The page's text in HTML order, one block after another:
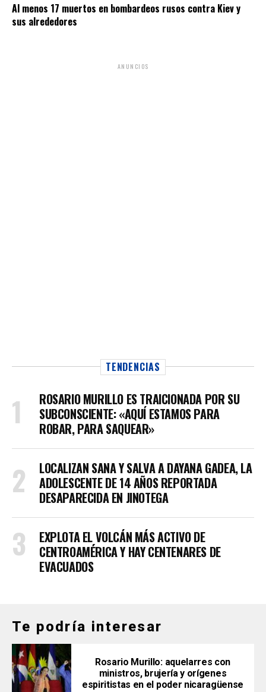
Al menos 17 muertos en bombardeos rusos contra Kiev y
sus alrededores
ANUNCIOS
TENDENCIAS
ROSARIO MURILLO ES TRAICIONADA POR SU
SUBCONSCIENTE: «AQUÍ ESTAMOS PARA
ROBAR, PARA SAQUEAR»
LOCALIZAN SANA Y SALVA A DAYANA GADEA, LA
ADOLESCENTE DE 14 AÑOS REPORTADA
DESAPARECIDA EN JINOTEGA
EXPLOTA EL VOLCÁN MÁS ACTIVO DE
CENTROAMÉRICA Y HAY CENTENARES DE
EVACUADOS
Te podría interesar
Rosario Murillo: aquelarres con
ministros, brujería y orígenes
espiritistas en el poder nicaragüense